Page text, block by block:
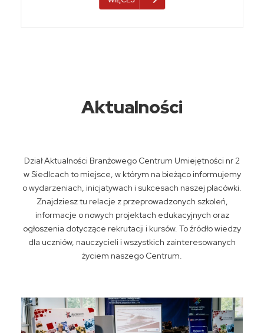
Aktualności
Dział Aktualności Branżowego Centrum Umiejętności nr 2
w Siedlcach to miejsce, w którym na bieżąco informujemy
o wydarzeniach, inicjatywach i sukcesach naszej placówki.
Znajdziesz tu relacje z przeprowadzonych szkoleń,
informacje o nowych projektach edukacyjnych oraz
ogłoszenia dotyczące rekrutacji i kursów. To źródło wiedzy
dla uczniów, nauczycieli i wszystkich zainteresowanych
życiem naszego Centrum.